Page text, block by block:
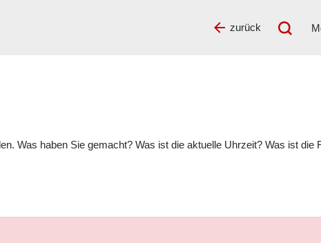
zurück
Was haben Sie gemacht? Was ist die aktuelle Uhrzeit? Was ist die